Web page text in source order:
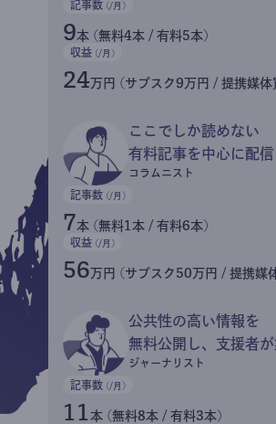
記事数 (/月)
9本 (無料4本 / 有料5本)
収益 (/月)
24万円 (サブスク9万円 / 提携媒
ここでしか読めない
有料記事を中心に配信
コラムニスト
記事数 (/月)
7本 (無料1本 / 有料6本)
収益 (/月)
56万円 (サブスク50万円 / 提携媒
公共性の高い情報を
無料公開し、支援者
ジャーナリスト
記事数 (/月)
11 本 (無料8本 / 有料3本)